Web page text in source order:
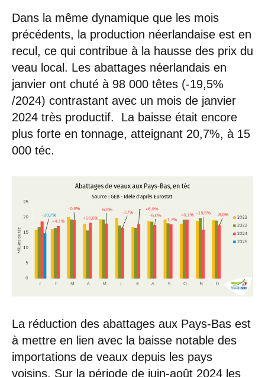
Dans la même dynamique que les mois
précédents, la production néerlandaise est en
recul, ce qui contribue à la hausse des prix du
veau local. Les abattages néerlandais en
janvier ont chuté à 98 000 têtes (-19,5%
/2024) contrastant avec un mois de janvier
2024 très productif. La baisse était encore
plus forte en tonnage, atteignant 20,7%, à 15
000 téc.
La réduction des abattages aux Pays-Bas est
à mettre en lien avec la baisse notable des
importations de veaux depuis les pays
voisins. Sur la période de juin-août 2024 les